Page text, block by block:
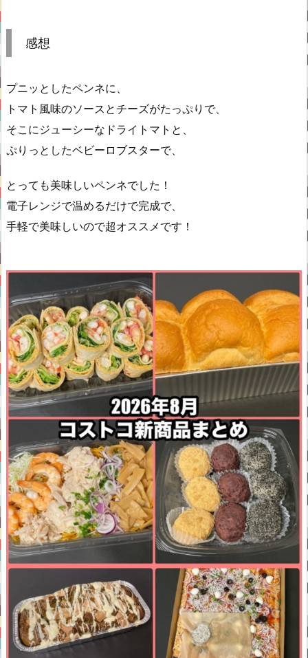
感想
プニッとしたペンネに、
トマト風味のソースとチーズがたっぷりで、
そこにジューシーなドライトマトと、
ぷりっとしたベビーロブスターで、
とっても美味しいペンネでした！
電子レンジで温めるだけで完成で、
手軽で美味しいので超オススメです！